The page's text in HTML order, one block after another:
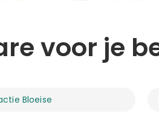
voor je
Bloeise